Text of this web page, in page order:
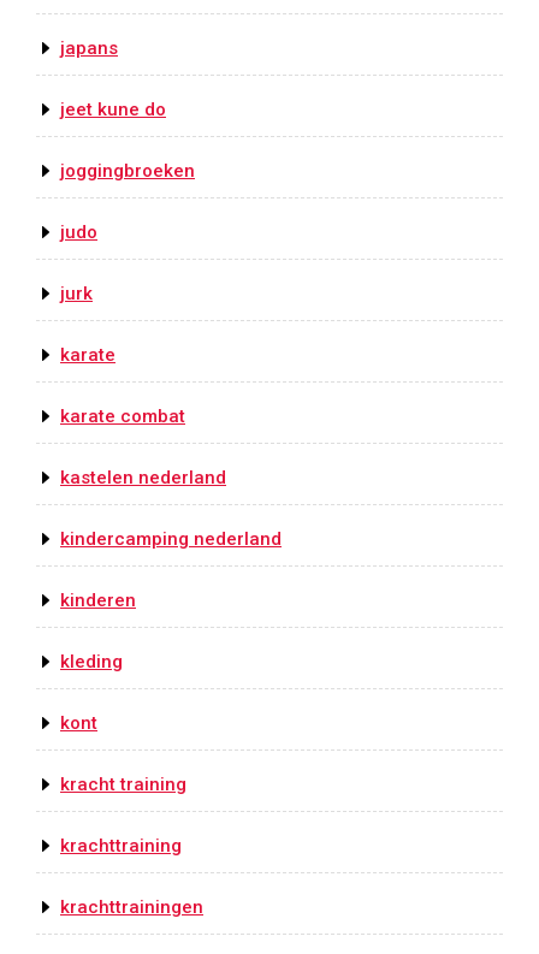
japans
jeet kune do
joggingbroeken
judo
jurk
karate
karate combat
kastelen nederland
kindercamping nederland
kinderen
kleding
kont
kracht training
krachttraining
krachttrainingen